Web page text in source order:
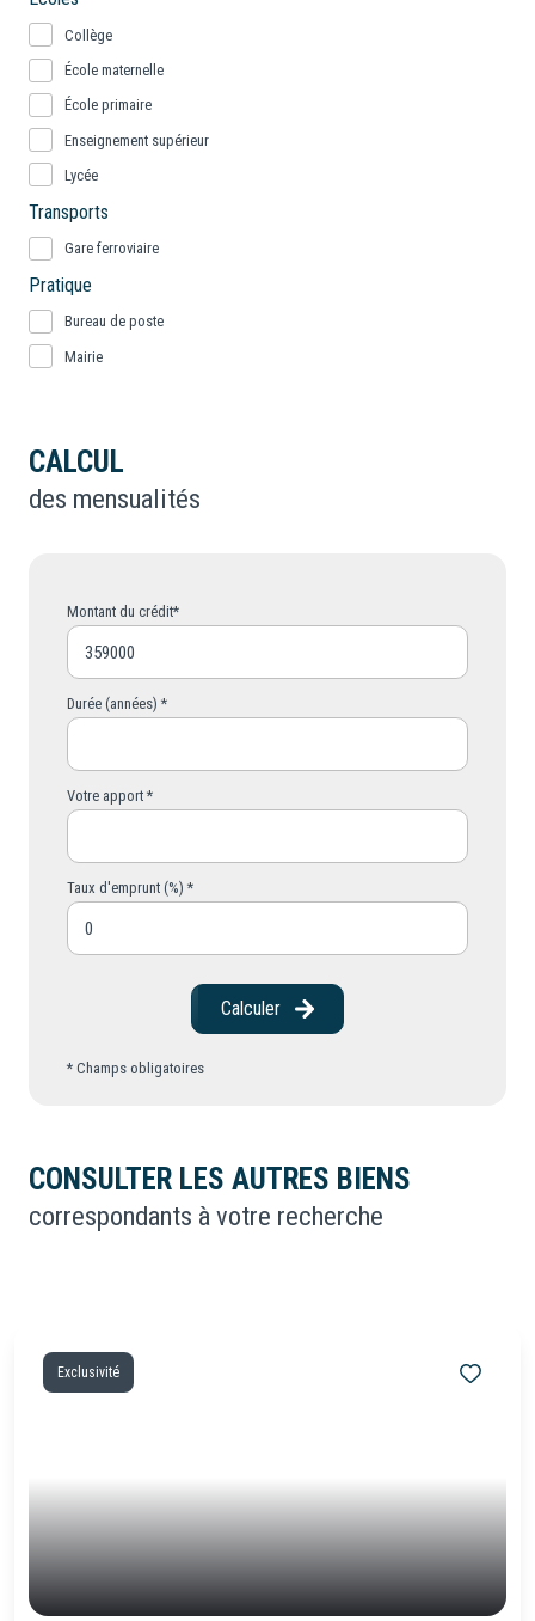
Collège
École maternelle
École primaire
Enseignement supérieur
Lycée
Transports
Gare ferroviaire
Pratique
Bureau de poste
Mairie
CALCUL
des mensualités
Montant du crédit*
Durée (années) *
Votre apport *
Taux d'emprunt (%) *
Calculer
* Champs obligatoires
CONSULTER LES AUTRES BIENS
correspondants à votre recherche
Exclusivité